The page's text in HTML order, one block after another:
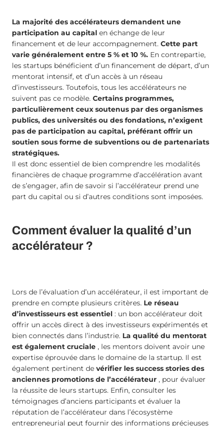
La majorité des accélérateurs demandent une
participation au capital en échange de leur
financement et de leur accompagnement. Cette part
varie généralement entre 5 % et 10 %. En contrepartie,
les startups bénéficient d’un financement de départ, d’un
mentorat intensif, et d’un accès à un réseau
d’investisseurs. Toutefois, tous les accélérateurs ne
suivent pas ce modèle. Certains programmes,
particulièrement ceux soutenus par des organismes
publics, des universités ou des fondations, n’exigent
pas de participation au capital, préférant offrir un
soutien sous forme de subventions ou de partenariats
stratégiques.
Il est donc essentiel de bien comprendre les modalités
financières de chaque programme d’accélération avant
de s’engager, afin de savoir si l’accélérateur prend une
part du capital ou si d’autres conditions sont imposées.
Comment évaluer la qualité d’un
accélérateur ?
Lors de l’évaluation d’un accélérateur, il est important de
prendre en compte plusieurs critères. Le réseau
d’investisseurs est essentiel : un bon accélérateur doit
offrir un accès direct à des investisseurs expérimentés et
bien connectés dans l’industrie. La qualité du mentorat
est également cruciale , les mentors doivent avoir une
expertise éprouvée dans le domaine de la startup. Il est
également pertinent de vérifier les success stories des
anciennes promotions de l’accélérateur , pour évaluer
la réussite de leurs startups. Enfin, consulter les
témoignages d’anciens participants et évaluer la
réputation de l’accélérateur dans l’écosystème
entrepreneurial peut fournir des informations précieuses